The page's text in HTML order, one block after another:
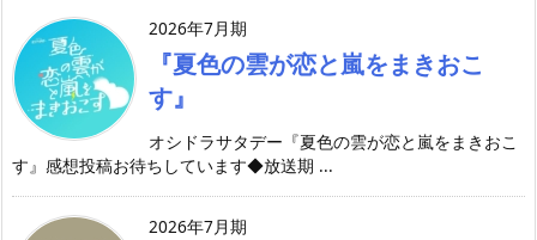
2026年7月期
『夏色の雲が恋と嵐をまきおこ
す』
オシドラサタデー『夏色の雲が恋と嵐をまきおこ
す』感想投稿お待ちしています◆放送期 ...
2026年7月期